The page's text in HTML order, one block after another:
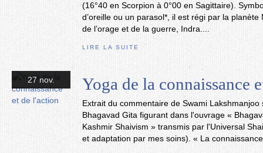
(16°40 en Scorpion à 0°00 en Sagittaire).
d’oreille ou un parasol*, il est régi par la
de l’orage et de la guerre, Indra....
LIRE LA SUITE
27 nov. Yoga de la connaissance
Extrait du commentaire de Swami
Bhagavad Gita figurant dans l'ouvrage «
Kashmir Shaivism » transmis par l'Universal
et adaptation par mes soins). « La